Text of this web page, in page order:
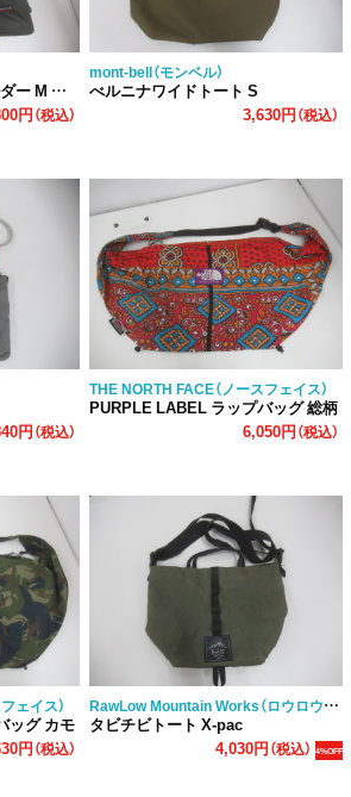
クグレー
円（税込）
mont-bell（モンベル）
べルニナワイドトート S
3,630円（税込）
円（税込）
THE NORTH FACE（ノースフェイス）
PURPLE LABEL ラップバッグ 総柄
6,050円（税込）
ェイス）
ッグ カモ
円（税込）
RawLow Mountain Works（ロウロウマウンテンワークス）
タビチビトート X-pac
4,030円（税込） 4%OFF